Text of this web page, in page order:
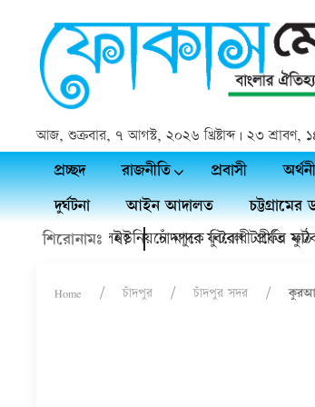
আজ, শুক্রবার, ৭ আগস্ট, ২০২৬ খ্রিষ্টাব্দ | ২৩ শ্রাবণ,
প্রচ্ছদ রাজনীতি প্রবাসী
দুর্ঘটনা
আইন আদালত চট্টগ্রামের
শিরোনামঃ
গেলেন? চাঁদপুরে ফুটবল টার্ফের মাঠ
কাদলা ইউনিয়নে মাদক বিরোধী প্রীতি ফুটবল
Home চাঁদপুর চাঁদপুর সদর কুরআন